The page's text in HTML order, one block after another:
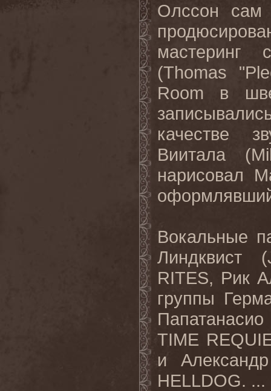
Олссон сам
мастеринг
(Thomas
Room в
качестве
Виитала
нарисовал
Вокальные
Линдквист
RITES, Рик
группы
TIME
и
HELLDOG. ...